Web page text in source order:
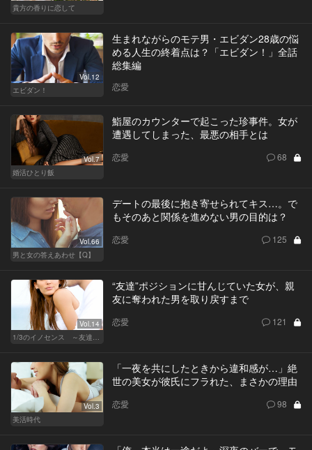
貴方の香りに恋して
Vol.12
エビダン！
生まれながらのモテ男・エビダン28歳の悩
める人生の終着点は？「エビダン！」全話
総集編
恋愛
Vol.7
婚活ひとり飯
鮨屋のカウンターで起こった珍事件。女が
遭遇してしまった、最悪の相手とは
恋愛 68
Vol.66
男と女の答えあわせ【Q】
デートの最後に抱き寄せられてキス…。で
もそのあと関係を進めない男の目的は？
恋愛 125
Vol.14
“友達”ポジションに甘んじていた女が、親
友に奪われた男を取り戻すまで
恋愛 121
Vol.3
美活時代
「一夜を共にしたときから違和感が…」絶
世の美女が彼氏にフラれた、まさかの理由
恋愛 98